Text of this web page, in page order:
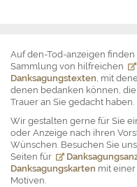
Auf den-Tod-anzeigen finden
Sammlung von hilfreichen
Danksagungstexten, mit
denen bedanken können,
Trauer an Sie gedacht haben.
Wir gestalten gerne für Sie
oder Anzeige nach ihren
Wünschen. Besuchen Sie
Seiten für
Danksagungskarten mit
Motiven.